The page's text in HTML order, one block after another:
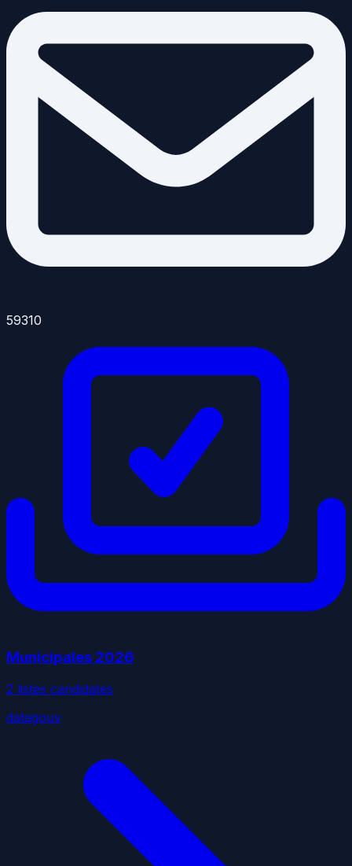
59310
Municipales 2026
2 listes candidates
datagouv